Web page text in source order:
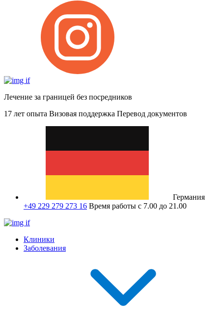
Лечение за границей без посредников
17 лет опыта Визовая поддержка Перевод документов
Германия
+49 229 279 273 16 Время работы с 7.00 до 21.00
Клиники
Заболевания